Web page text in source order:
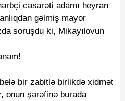
cəsarəti adamı heyran
gəlmiş mayor
soruşdu ki, Mikayılovun
bir zabitlə birlikdə xidmət
onun şərəfinə burada